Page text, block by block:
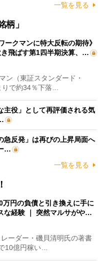
一覧を見る
」
ークマンに特大反転の期待》
飛ばす第1四半期決算、…
（東証スタンダード・
で約34％下落…
主役」として再評価される気
急反発」は再びの上昇局面へ
…
一覧を見る
万円の負債と引き換えに手に
な経験 ｜ 突然マルサがや…
ーダー・磯貝清明氏の著書
10億円稼い…